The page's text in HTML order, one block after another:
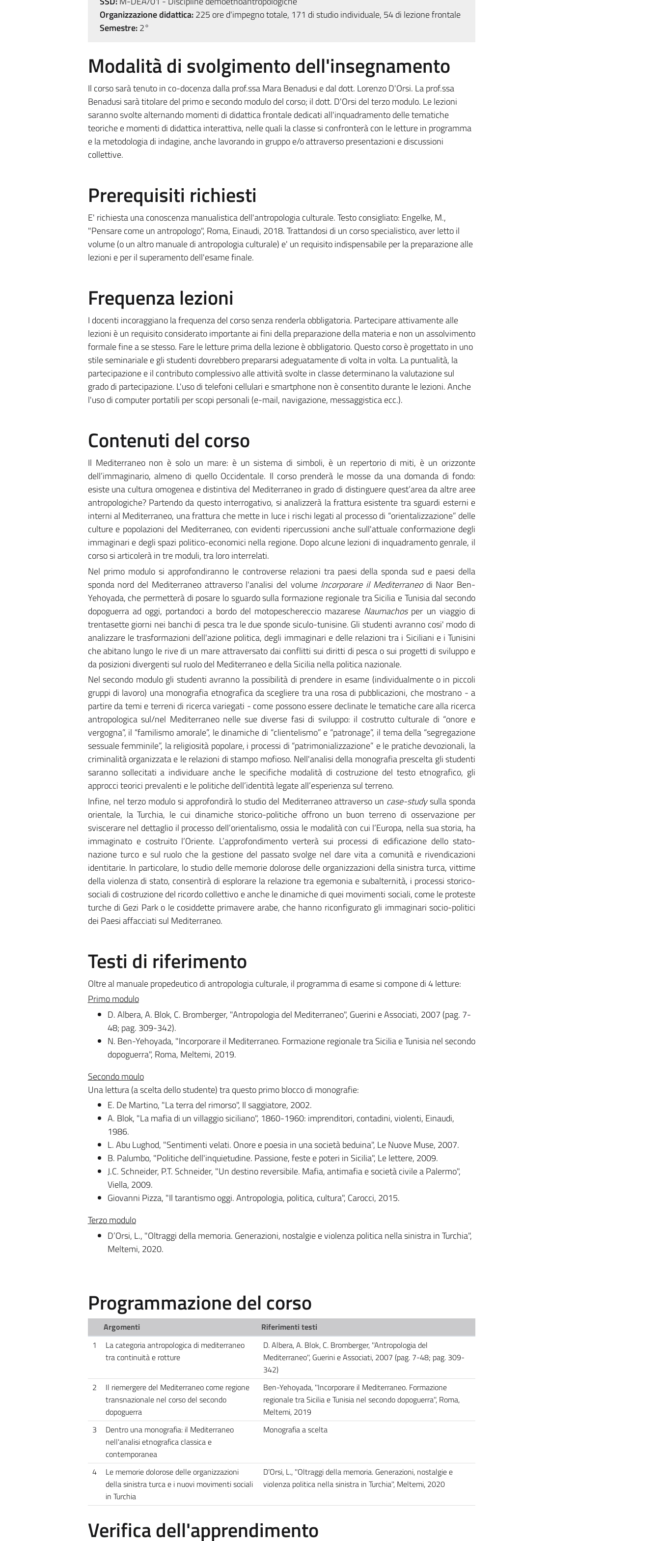
Organizzazione didattica:225 ore d'impegno totale, 171 di studio individuale, 54 di lezione frontale
Semestre:2°
Modalità di svolgimento dell'insegnamento
Il corso sarà tenuto in co-docenza dalla prof.ssa Mara Benadusi e dal dott. Lorenzo D'Orsi. La prof.ssa
Benadusi sarà titolare del primo e secondo modulo del corso; il dott. D'Orsi del terzo modulo. Le lezioni
saranno svolte alternando momenti di didattica frontale dedicati all'inquadramento delle tematiche
teoriche e momenti di didattica interattiva, nelle quali la classe si confronterà con le letture in programma
e la metodologia di indagine, anche lavorando in gruppo e/o attraverso presentazioni e discussioni
collettive.
Prerequisiti richiesti
E' richiesta una conoscenza manualistica dell'antropologia culturale. Testo consigliato: Engelke, M.,
"Pensare come un antropologo", Roma, Einaudi, 2018. Trattandosi di un corso specialistico, aver letto il
volume (o un altro manuale di antropologia culturale) e' un requisito indispensabile per la preparazione alle
lezioni e per il superamento dell'esame finale.
Frequenza lezioni
I docenti incoraggiano la frequenza del corso senza renderla obbligatoria. Partecipare attivamente alle
lezioni è un requisito considerato importante ai fini della preparazione della materia e non un assolvimento
formale fine a se stesso. Fare le letture prima della lezione è obbligatorio. Questo corso è progettato in uno
stile seminariale e gli studenti dovrebbero prepararsi adeguatamente di volta in volta. La puntualità, la
partecipazione e il contributo complessivo alle attività svolte in classe determinano la valutazione sul
grado di partecipazione. L'uso di telefoni cellulari e smartphone non è consentito durante le lezioni. Anche
l'uso di computer portatili per scopi personali (e-mail, navigazione, messaggistica ecc.).
Contenuti del corso
Il Mediterraneo non è solo un mare: è un sistema di simboli, è un repertorio di miti, è un orizzonte
dell’immaginario, almeno di quello Occidentale. Il corso prenderà le mosse da una domanda di fondo:
esiste una cultura omogenea e distintiva del Mediterraneo in grado di distinguere quest’area da altre aree
antropologiche? Partendo da questo interrogativo, si analizzerà la frattura esistente tra sguardi esterni e
interni al Mediterraneo, una frattura che mette in luce i rischi legati al processo di “orientalizzazione” delle
culture e popolazioni del Mediterraneo, con evidenti ripercussioni anche sull'attuale conformazione degli
immaginari e degli spazi politico-economici nella regione. Dopo alcune lezioni di inquadramento genrale, il
corso si articolerà in tre moduli, tra loro interrelati.
Nel primo modulo si approfondiranno le controverse relazioni tra paesi della sponda sud e paesi della
sponda nord del Mediterraneo attraverso l'analisi del volumeIncorporare il Mediterraneodi Naor Ben-
Yehoyada, che permetterà di posare lo sguardo sulla formazione regionale tra Sicilia e Tunisia dal secondo
dopoguerra ad oggi, portandoci a bordo del motopeschereccio mazarese Naumachosper un viaggio di
trentasette giorni nei banchi di pesca tra le due sponde siculo-tunisine. Gli studenti avranno cosi' modo di
analizzare le trasformazioni dell'azione politica, degli immaginari e delle relazioni tra i Siciliani e i Tunisini
che abitano lungo le rive di un mare attraversato dai conflitti sui diritti di pesca o sui progetti di sviluppo e
da posizioni divergenti sul ruolo del Mediterraneo e della Sicilia nella politica nazionale.
Nel secondo modulo gli studenti avranno la possibilità di prendere in esame (individualmente o in piccoli
gruppi di lavoro) una monografia etnografica da scegliere tra una rosa di pubblicazioni, che mostrano - a
partire da temi e terreni di ricerca variegati - come possono essere declinate le tematiche care alla ricerca
antropologica sul/nel Mediterraneo nelle sue diverse fasi di sviluppo: il costrutto culturale di “onore e
vergogna”, il “familismo amorale”, le dinamiche di “clientelismo” e “patronage”, il tema della “segregazione
sessuale femminile”, la religiosità popolare, i processi di “patrimonializzazione” e le pratiche devozionali, la
criminalità organizzata e le relazioni di stampo mofioso. Nell'analisi della monografia prescelta gli studenti
saranno sollecitati a individuare anche le specifiche modalità di costruzione del testo etnografico, gli
approcci teorici prevalenti e le politiche dell’identità legate all’esperienza sul terreno.
Infine, nel terzo modulo si approfondirà lo studio del Mediterraneo attraverso un case-studysulla sponda
orientale, la Turchia, le cui dinamiche storico-politiche offrono un buon terreno di osservazione per
sviscerare nel dettaglio il processo dell’orientalismo, ossia le modalità con cui l’Europa, nella sua storia, ha
immaginato e costruito l’Oriente. L’approfondimento verterà sui processi di edificazione dello stato-
nazione turco e sul ruolo che la gestione del passato svolge nel dare vita a comunità e rivendicazioni
identitarie. In particolare, lo studio delle memorie dolorose delle organizzazioni della sinistra turca, vittime
della violenza di stato, consentirà di esplorare la relazione tra egemonia e subalternità, i processi storico-
sociali di costruzione del ricordo collettivo e anche le dinamiche di quei movimenti sociali, come le proteste
turche di Gezi Park o le cosiddette primavere arabe, che hanno riconfigurato gli immaginari socio-politici
dei Paesi affacciati sul Mediterraneo.
Testi di riferimento
Oltre al manuale propedeutico di antropologia culturale, il programma di esame si compone di 4 letture:
Primo modulo
D. Albera, A. Blok, C. Bromberger, "Antropologia del Mediterraneo", Guerini e Associati, 2007 (pag. 7-
48; pag. 309-342).
N. Ben-Yehoyada, "Incorporare il Mediterraneo. Formazione regionale tra Sicilia e Tunisia nel secondo
dopoguerra", Roma, Meltemi, 2019.
Secondo moulo
Una lettura (a scelta dello studente) tra questo primo blocco di monografie:
E. De Martino, "La terra del rimorso", Il saggiatore, 2002.
A. Blok, "La mafia di un villaggio siciliano", 1860-1960: imprenditori, contadini, violenti, Einaudi,
1986.
L. Abu Lughod, "Sentimenti velati. Onore e poesia in una società beduina", Le Nuove Muse, 2007.
B. Palumbo, "Politiche dell'inquietudine. Passione, feste e poteri in Sicilia", Le lettere, 2009.
J.C. Schneider, P.T. Schneider, "Un destino reversibile. Mafia, antimafia e società civile a Palermo",
Viella, 2009.
Giovanni Pizza, "Il tarantismo oggi. Antropologia, politica, cultura", Carocci, 2015.
Terzo modulo
D’Orsi, L., "Oltraggi della memoria. Generazioni, nostalgie e violenza politica nella sinistra in Turchia",
Meltemi, 2020.
Programmazione del corso
Argomenti
Riferimenti testi
1
La categoria antropologica di mediterraneo
tra continuità e rotture
D. Albera, A. Blok, C. Bromberger, ''Antropologia del
Mediterraneo'', Guerini e Associati, 2007 (pag. 7-48; pag. 309-
342)
2
Il riemergere del Mediterraneo come regione
transnazionale nel corso del secondo
dopoguerra
Ben-Yehoyada, ''Incorporare il Mediterraneo. Formazione
regionale tra Sicilia e Tunisia nel secondo dopoguerra'', Roma,
Meltemi, 2019
3
Dentro una monografia: il Mediterraneo
nell'analisi etnografica classica e
contemporanea
Monografia a scelta
4
Le memorie dolorose delle organizzazioni
della sinistra turca e i nuovi movimenti sociali
in Turchia
D’Orsi, L., ''Oltraggi della memoria. Generazioni, nostalgie e
violenza politica nella sinistra in Turchia'', Meltemi, 2020
Verifica dell'apprendimento